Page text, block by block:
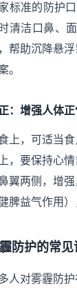
标准的防护
清洁口鼻、
帮助沉降悬
。
：增强人体正
上，可适当
，要保持心
鼻翼两侧，增
脾益气作用
防护的常
人对雾霾防